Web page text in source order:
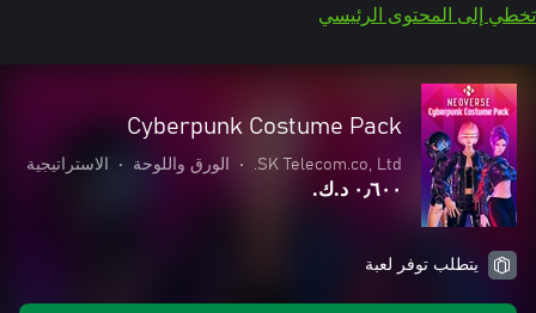
تخطي إلى المحتوى الرئيسي
Cyberpunk Costume Pack
SK Telecom.co, Ltd.
• الورق واللوحة • الاستراتيجية
٠٫٦٠٠ د.ك.‏
يتطلب توفر لعبة